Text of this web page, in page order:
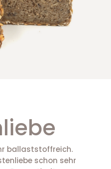
ballaststoffreich.
schon sehr